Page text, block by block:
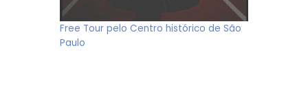
Free Tour pelo Centro histórico de São
Paulo